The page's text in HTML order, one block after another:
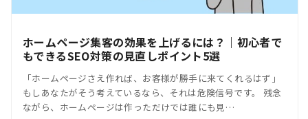
ホームページ集客の効果を上げるには？｜初心者で
もできるSEO対策の見直しポイント5選
「ホームページさえ作れば、お客様が勝手に来てくれるはず」
もしあなたがそう考えているなら、それは危険信号です。 残念
ながら、ホームページは作っただけでは誰にも見…